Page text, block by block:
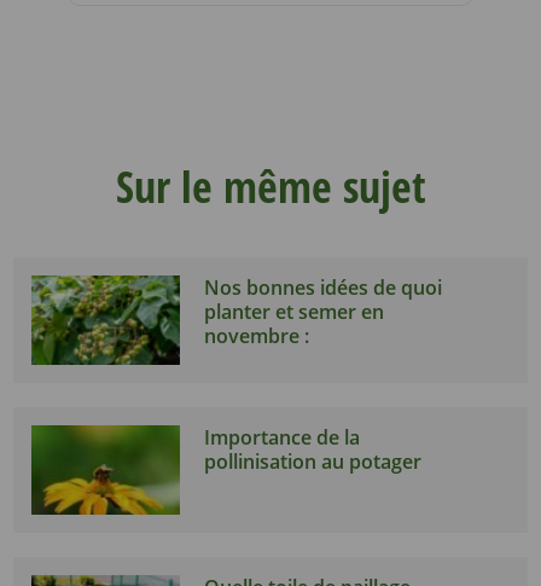
Sur le même sujet
Nos bonnes idées de quoi
planter et semer en
novembre :
Importance de la
pollinisation au potager